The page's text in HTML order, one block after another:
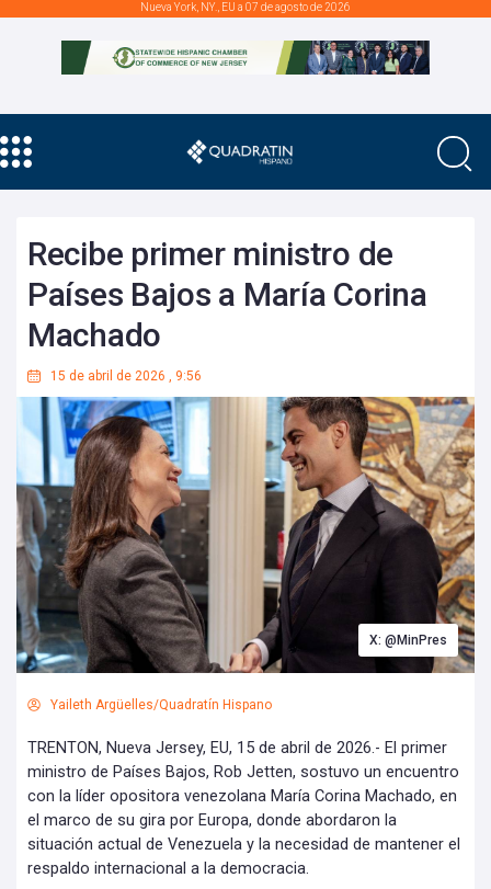
Nueva York, NY., EU a 07 de agosto de 2026
Recibe primer ministro de
Países Bajos a María Corina
Machado
15 de abril de 2026 , 9:56
X: @MinPres
Yaileth Argüelles/Quadratín Hispano
TRENTON, Nueva Jersey, EU, 15 de abril de 2026.- El primer
ministro de Países Bajos, Rob Jetten, sostuvo un encuentro
con la líder opositora venezolana María Corina Machado, en
el marco de su gira por Europa, donde abordaron la
situación actual de Venezuela y la necesidad de mantener el
respaldo internacional a la democracia.